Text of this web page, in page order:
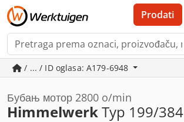
Prodati
/ ... / ID oglasa: A179-6948
Бубањ мотор 2800 o/min
HimmelwerkTyp 199/384